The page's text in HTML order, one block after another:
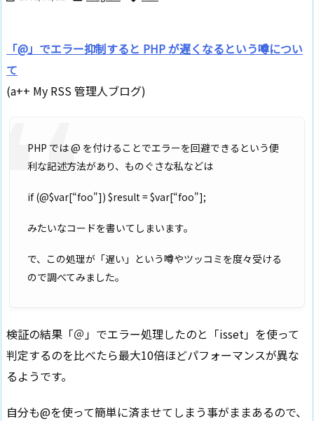
「@」でエラー抑制すると PHP が遅くなるという噂につい
て
(a++ My RSS 管理人ブログ)
PHP では @ を付けることでエラーを回避できるという便
利な記述方法があり、ものぐさな私などは
if (@$var[“foo"]) $result = $var[“foo"];
みたいなコードを書いてしまいます。
で、この処理が「遅い」という噂やツッコミを度々受ける
ので調べてみました。
検証の結果「＠」でエラー処理したのと「isset」を使って
判定するのを比べたら最大10倍ほどパフォーマンスが異な
るようです。
自分も@を使って簡単に済ませてしまう事がままあるので、